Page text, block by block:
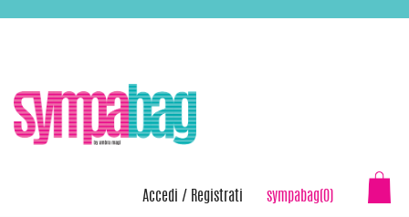
Accedi / Registrati sympabag(0)